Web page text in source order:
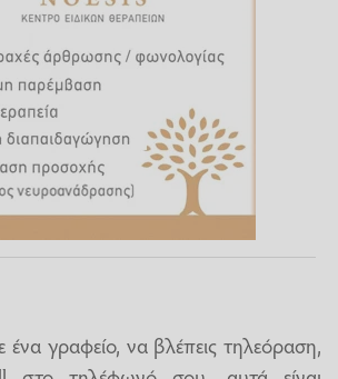
γραφείο, να βλέπεις τηλεόραση,